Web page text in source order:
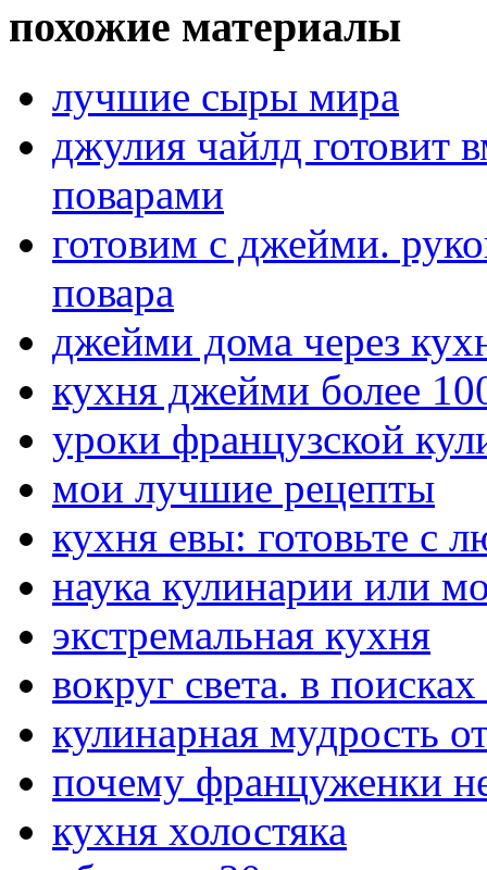
похожие материалы
лучшие сыры мира
джулия чайлд готовит
поварами
готовим с джейми.
повара
джейми дома через
кухня джейми более
уроки французской
мои лучшие рецепты
кухня евы: готовьте с
наука кулинарии или
экстремальная кухня
вокруг света. в
кулинарная мудрость
почему француженки
кухня холостяка